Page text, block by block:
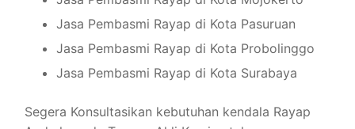
Jasa Pembasmi Rayap di Kota Pasuruan
Jasa Pembasmi Rayap di Kota Probolinggo
Jasa Pembasmi Rayap di Kota Surabaya
Segera Konsultasikan kebutuhan kendala Rayap